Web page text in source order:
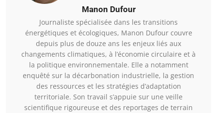
Manon Dufour
Journaliste spécialisée dans les transitions
énergétiques et écologiques, Manon Dufour couvre
depuis plus de douze ans les enjeux liés aux
changements climatiques, à l’économie circulaire et à
la politique environnementale. Elle a notamment
enquêté sur la décarbonation industrielle, la gestion
des ressources et les stratégies d’adaptation
territoriale. Son travail s’appuie sur une veille
scientifique rigoureuse et des reportages de terrain